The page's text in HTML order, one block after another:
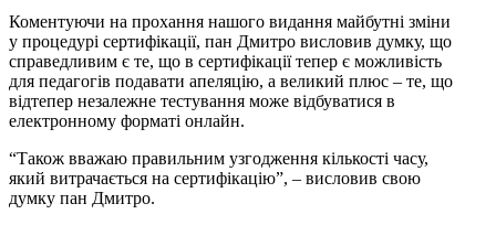
Коментуючи на прохання нашого видання майбутні зміни
у процедурі сертифікації, пан Дмитро висловив думку, що
справедливим є те, що в сертифікації тепер є можливість
для педагогів подавати апеляцію, а великий плюс – те, що
відтепер незалежне тестування може відбуватися в
електронному форматі онлайн.
“Також вважаю правильним узгодження кількості часу,
який витрачається на сертифікацію”, – висловив свою
думку пан Дмитро.